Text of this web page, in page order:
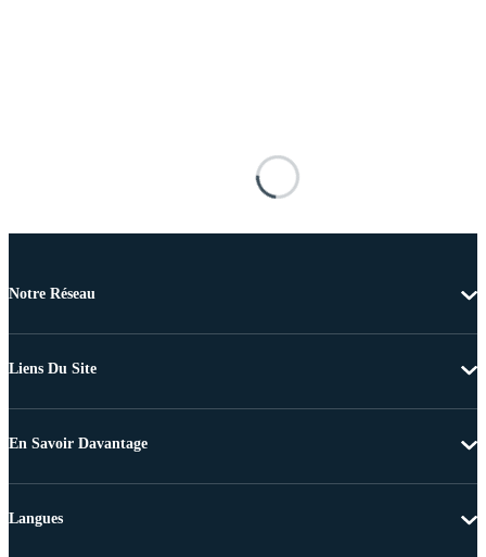
Notre Réseau
Liens Du Site
En Savoir Davantage
Langues